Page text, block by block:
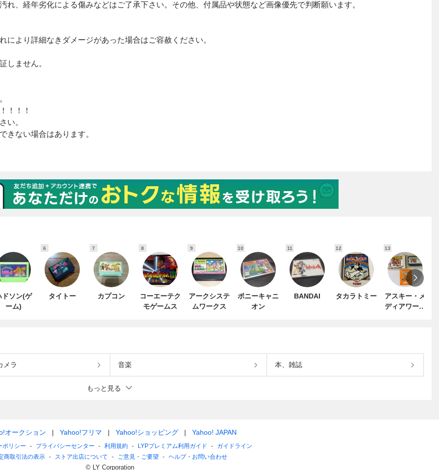
ドソン(ゲ
ーム)
6
タイトー
7
カプコン
8
コーエーテク
モゲームス
9
アークシステ
ムワークス
10
ポニーキャニ
オン
11
BANDAI
12
タカラトミー
13
アスキー・メ
ディアワーク
メラ 音楽 本、雑誌
もっと見る
オークション Yahoo!フリマ Yahoo!ショッピング Yahoo! JAPAN
ポリシー プライバシーセンター 利用規約 LYPプレミアム利用ガイド
ガイドライン
商取引法の表示
ストア出店について ご意見・ご要望 ヘルプ・お問い合わせ
© LY Corporation